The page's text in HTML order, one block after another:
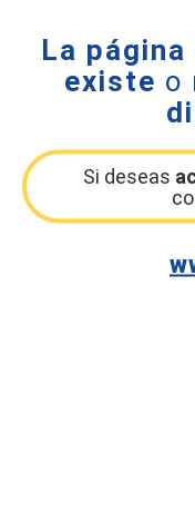
La página
existe o
Si deseas